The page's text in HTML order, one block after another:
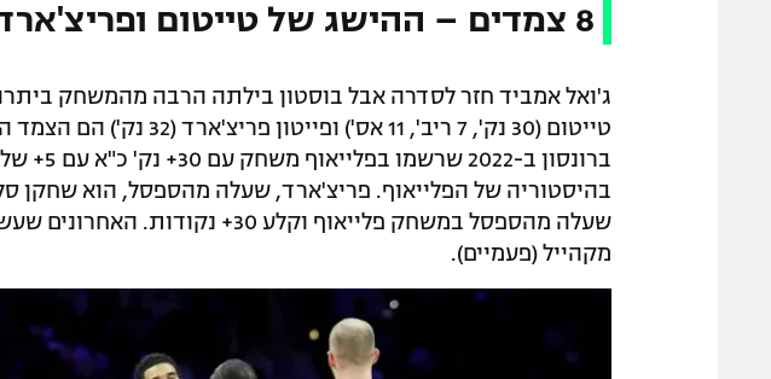
8 צמדים – ההישג של טייטום ופריצ'ארד
ג'ואל אמביד חזר לסדרה אבל בוסטון בילתה הרבה מהמשחק
טייטום (30 נק', 7 ריב', 11 אס')
בהיסטוריה של הפלייאוף. פריצ'ארד, שעלה מהספסל, הוא שחקן
שעלה מהספסל במשחק פלייאוף וקלע 30+
מקהייל (פעמיים).